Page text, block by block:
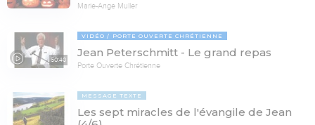
Marie-Ange Muller
50:40
VIDÉO PORTE OUVERTE CHRÉTIENNE
Jean Peterschmitt - Le grand repas
Porte Ouverte Chrétienne
MESSAGE TEXTE
Les sept miracles de l'évangile de Jean